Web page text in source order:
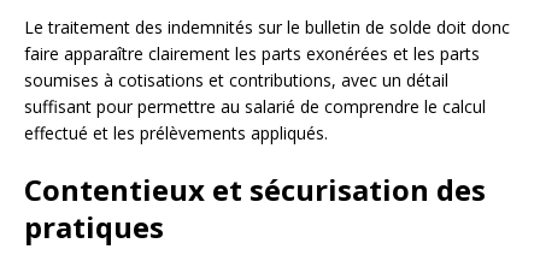
Le traitement des indemnités sur le bulletin de solde doit donc
faire apparaître clairement les parts exonérées et les parts
soumises à cotisations et contributions, avec un détail
suffisant pour permettre au salarié de comprendre le calcul
effectué et les prélèvements appliqués.
Contentieux et sécurisation des
pratiques